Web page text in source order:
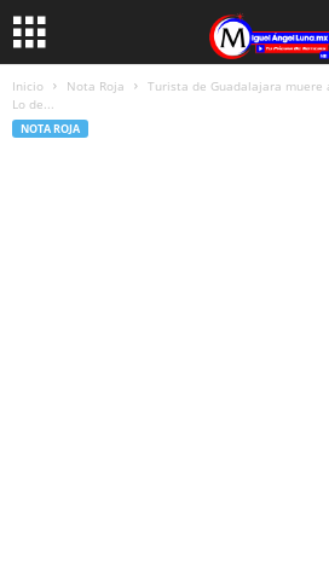
Inicio Nota Roja
Turista de Guadalajara muere
Lo de...
NOTA ROJA